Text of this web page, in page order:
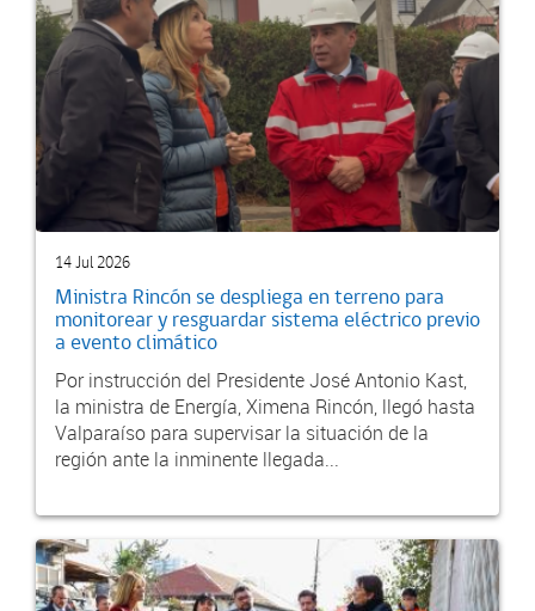
14 Jul 2026
Ministra Rincón se despliega en terreno para
monitorear y resguardar sistema eléctrico previo
a evento climático
Por instrucción del Presidente José Antonio Kast,
la ministra de Energía, Ximena Rincón, llegó hasta
Valparaíso para supervisar la situación de la
región ante la inminente llegada...